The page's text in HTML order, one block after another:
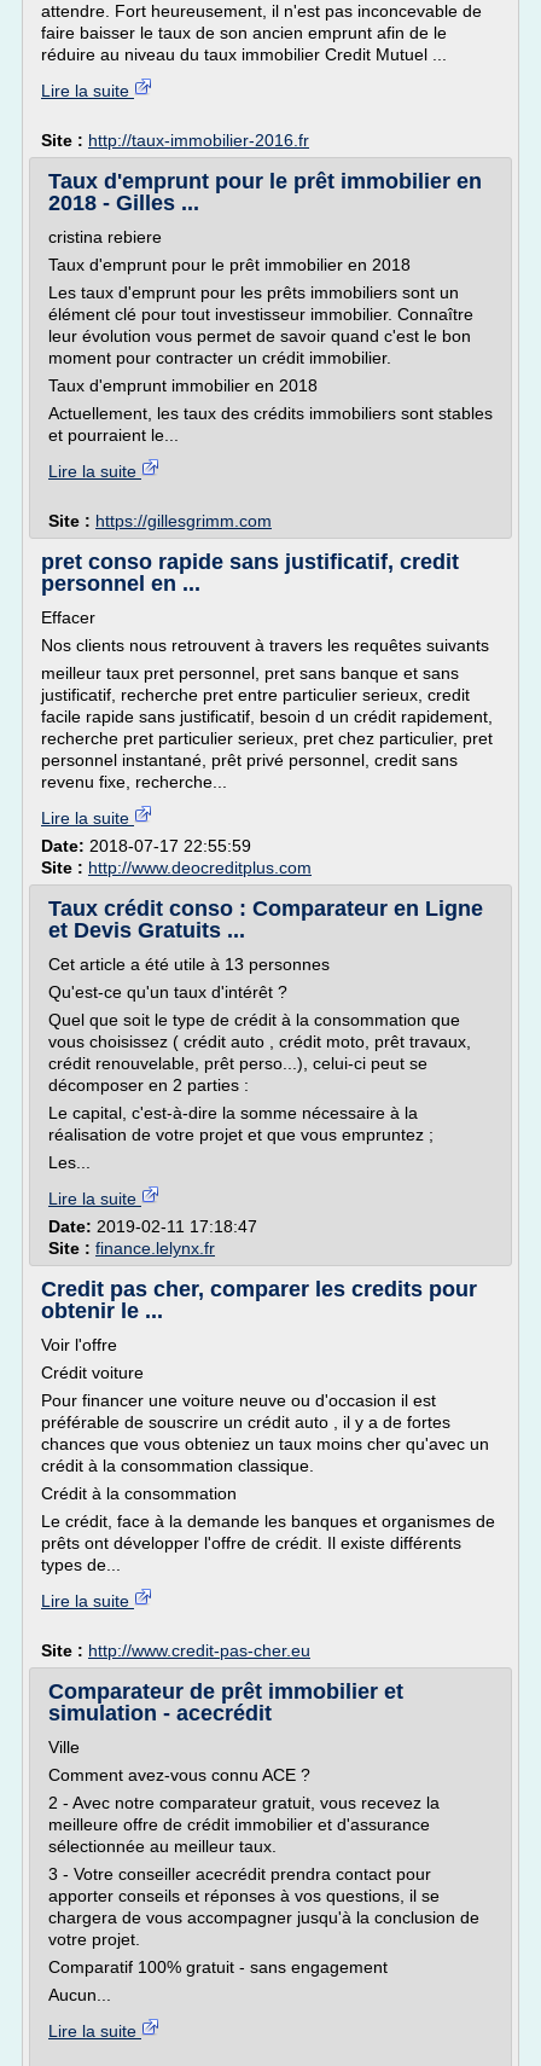
attendre. Fort heureusement, il n'est pas inconcevable de
faire baisser le taux de son ancien emprunt afin de le
réduire au niveau du taux immobilier Credit Mutuel ...
Lire la suite
Site : http://taux-immobilier-2016.fr
Taux d'emprunt pour le prêt immobilier en
2018 - Gilles ...
cristina rebiere
Taux d'emprunt pour le prêt immobilier en 2018
Les taux d'emprunt pour les prêts immobiliers sont un
élément clé pour tout investisseur immobilier. Connaître
leur évolution vous permet de savoir quand c'est le bon
moment pour contracter un crédit immobilier.
Taux d'emprunt immobilier en 2018
Actuellement, les taux des crédits immobiliers sont stables
et pourraient le...
Lire la suite
Site : https://gillesgrimm.com
pret conso rapide sans justificatif, credit
personnel en ...
Effacer
Nos clients nous retrouvent à travers les requêtes suivants
meilleur taux pret personnel, pret sans banque et sans
justificatif, recherche pret entre particulier serieux, credit
facile rapide sans justificatif, besoin d un crédit rapidement,
recherche pret particulier serieux, pret chez particulier, pret
personnel instantané, prêt privé personnel, credit sans
revenu fixe, recherche...
Lire la suite
Date: 2018-07-17 22:55:59
Site : http://www.deocreditplus.com
Taux crédit conso : Comparateur en Ligne
et Devis Gratuits ...
Cet article a été utile à 13 personnes
Qu'est-ce qu'un taux d'intérêt ?
Quel que soit le type de crédit à la consommation que
vous choisissez ( crédit auto , crédit moto, prêt travaux,
crédit renouvelable, prêt perso...), celui-ci peut se
décomposer en 2 parties :
Le capital, c'est-à-dire la somme nécessaire à la
réalisation de votre projet et que vous empruntez ;
Les...
Lire la suite
Date: 2019-02-11 17:18:47
Site : finance.lelynx.fr
Credit pas cher, comparer les credits pour
obtenir le ...
Voir l'offre
Crédit voiture
Pour financer une voiture neuve ou d'occasion il est
préférable de souscrire un crédit auto , il y a de fortes
chances que vous obteniez un taux moins cher qu'avec un
crédit à la consommation classique.
Crédit à la consommation
Le crédit, face à la demande les banques et organismes de
prêts ont développer l'offre de crédit. Il existe différents
types de...
Lire la suite
Site : http://www.credit-pas-cher.eu
Comparateur de prêt immobilier et
simulation - acecrédit
Ville
Comment avez-vous connu ACE ?
2 - Avec notre comparateur gratuit, vous recevez la
meilleure offre de crédit immobilier et d'assurance
sélectionnée au meilleur taux.
3 - Votre conseiller acecrédit prendra contact pour
apporter conseils et réponses à vos questions, il se
chargera de vous accompagner jusqu'à la conclusion de
votre projet.
Comparatif 100% gratuit - sans engagement
Aucun...
Lire la suite